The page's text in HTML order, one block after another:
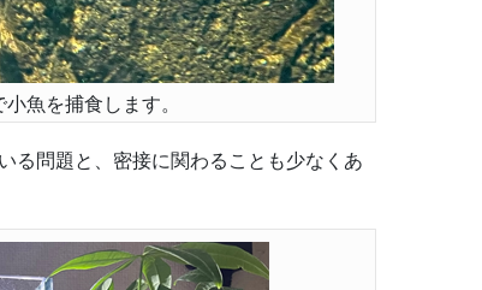
魚を捕食します。
る問題と、密接に関わることも少なくあ